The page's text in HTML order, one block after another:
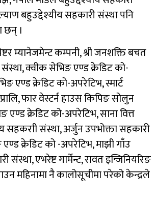
बहुउद्देश्यीय सहकारी संस्था पनि
छन् ।
म्यानेजमेन्ट कम्पनी, श्री जनशक्ति बचत
क्वीक सेभिङ एण्ड क्रेडिट को-
एण्ड क्रेडिट को-अपरेटिभ, स्मार्ट
फार वेस्टर्न हाउस किपिङ सोलुन
एण्ड क्रेडिट को-अपरेटिभ, साना वित्त
सहकराी संस्था, अर्जुन उपभोक्ता सहकारी
क्रेडिट को -अपरेटिभ, माझी गाँउ
संस्था, एभरेष्ट गार्मेन्ट, रावत इन्जिनियरिङ
महिनामा नै कालोसूचीमा परेको केन्द्रले